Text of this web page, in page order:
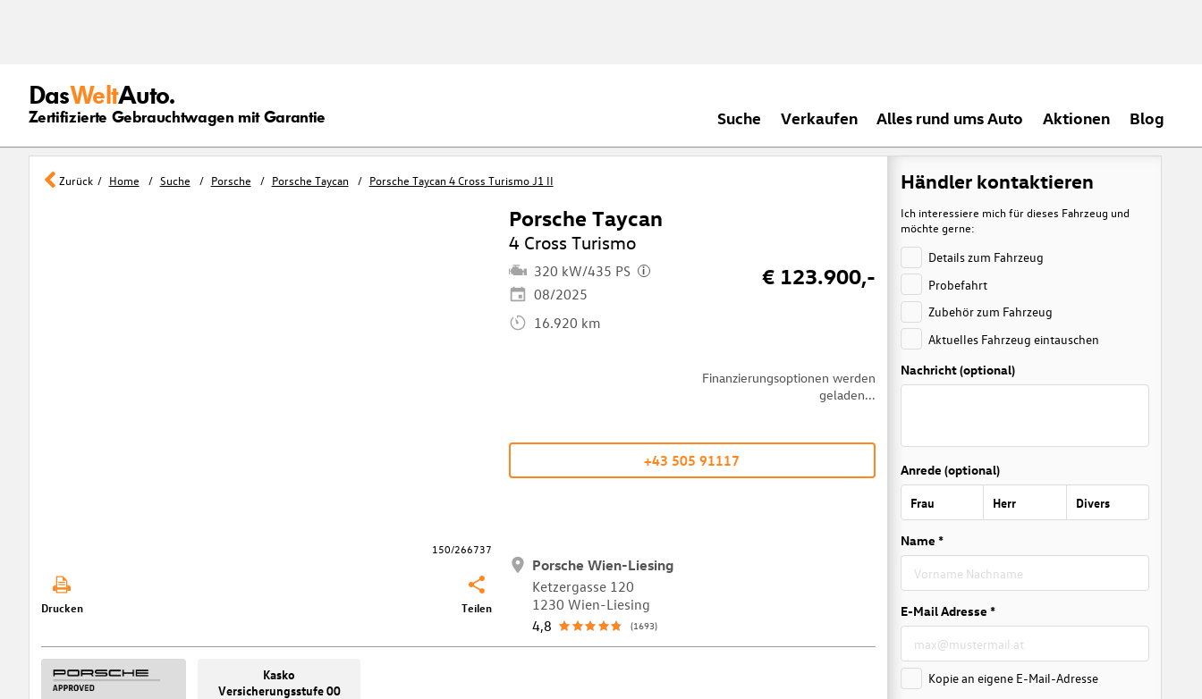
DasWeltAuto.
Zertifizierte Gebrauchtwagen mit Garantie Suche Verkaufen Alles rund ums Auto Aktionen Blog
Zurück Home Suche Porsche Porsche Taycan Porsche Taycan 4 Cross Turismo J1 II
150/266737
Porsche Taycan
4 Cross Turismo
320 kW/435 PS i
08/2025
16.920 km
Finanzierungsoptionen werden
geladen...
€ 123.900,-
+43 505 91117
Porsche Wien-Liesing
Ketzergasse 120
1230 Wien-Liesing
4,8
(1693)
Drucken Teilen
Kasko
Versicherungsstufe 00
Händler kontaktieren
Ich interessiere mich für dieses Fahrzeug und
möchte gerne:
Details zum Fahrzeug
Probefahrt
Zubehör zum Fahrzeug
Aktuelles Fahrzeug eintauschen
Nachricht (optional)
Anrede (optional)
Frau Herr Divers
Name *
E-Mail Adresse *
Kopie an eigene E-Mail-Adresse